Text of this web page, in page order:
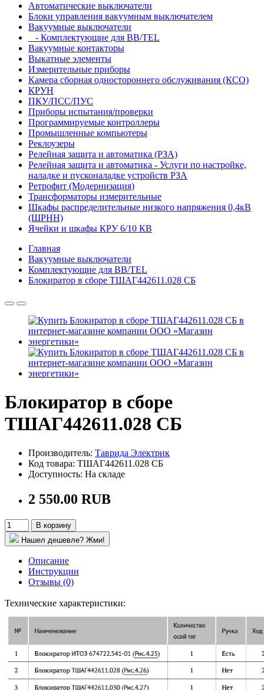
Автоматические выключатели
Блоки управления вакуумным выключателем
Вакуумные выключатели
- Комплектующие для BB/TEL
Вакуумные контакторы
Выкатные элементы
Измерительные приборы
Камера сборная одностороннего обслуживания (КСО)
КРУН
ПКУ/ПСС/ПУС
Приборы испытания/проверки
Программируемые контроллеры
Промышленные компьютеры
Реклоузеры
Релейная защита и автоматика (РЗА)
Релейная защита и автоматика - Услуги по настройке,
наладке и пусконаладке устройств РЗА
Ретрофит (Модернизация)
Трансформаторы измерительные
Шкафы распределительные низкого напряжения 0,4кВ
(ШРНН)
Ячейки и шкафы КРУ 6/10 КВ
Главная
Вакуумные выключатели
Комплектующие для BB/TEL
Блокиратор в сборе ТШАГ442611.028 СБ
Блокиратор в сборе
ТШАГ442611.028 СБ
Производитель: Таврида Электрик
Код товара: ТШАГ442611.028 СБ
Доступность: На складе
2 550.00 RUB
В корзину
Нашел дешевле? Жми!
Описание
Инструкции
Отзывы (0)
Технические характеристики: